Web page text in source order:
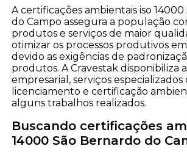
A certificações ambientais iso
do Campo assegura a população
produtos e serviços de maior
otimizar os processos produtivos
devido as exigências de
produtos. A Cravestak disponibiliza
empresarial, serviços especializados
licenciamento e certificação
alguns trabalhos realizados.
Buscando certificações
14000 São Bernardo do